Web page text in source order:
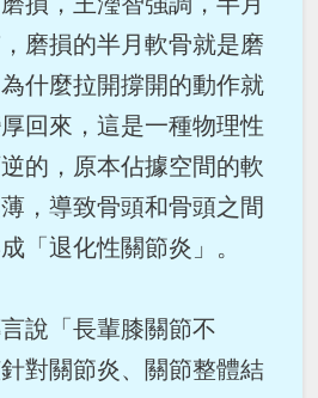
磨損的半月軟骨就是磨
什麼拉開撐開的動作就
回來，這是一種物理性
的，原本佔據空間的軟
，導致骨頭和骨頭之間
「退化性關節炎」。
說「長輩膝關節不
對關節炎、關節整體結